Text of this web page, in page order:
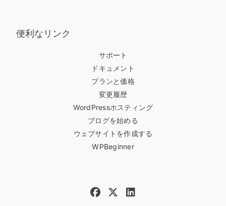
便利なリンク
サポート
ドキュメント
プランと価格
変更履歴
WordPressホスティング
ブログを始める
ウェブサイトを作成する
WPBeginner